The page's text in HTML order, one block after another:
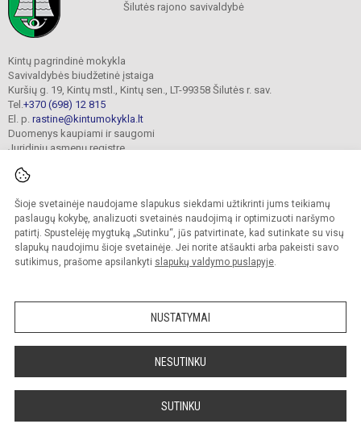
Šioje svetainėje naudojame slapukus siekdami užtikrinti jums teikiamų
paslaugų kokybę, analizuoti svetainės naudojimą ir optimizuoti naršymo
patirtį. Spustelėję mygtuką „Sutinku“, jūs patvirtinate, kad sutinkate su visų
slapukų naudojimu šioje svetainėje. Jei norite atšaukti arba pakeisti savo
sutikimus, prašome apsilankyti slapukų valdymo puslapyje.
NUSTATYMAI
NESUTINKU
SUTINKU
Šilutės rajono savivaldybė
Kintų pagrindinė mokykla
Savivaldybės biudžetinė įstaiga
Kuršių g. 19, Kintų mstl., Kintų sen., LT-99358 Šilutės r. sav.
Tel. +370 (698) 12 815
El. p. rastine@kintumokykla.lt
Duomenys kaupiami ir saugomi
Juridinių asmenų registre
© 2024. Kintų pagrindinė mokykla. Visos teisės saugomos.
Kopijuoti turinį be raštiško įstaigos administracijos sutikimo griežtai draudžiama.
Versija neįgaliesiems Slapukų valdymas